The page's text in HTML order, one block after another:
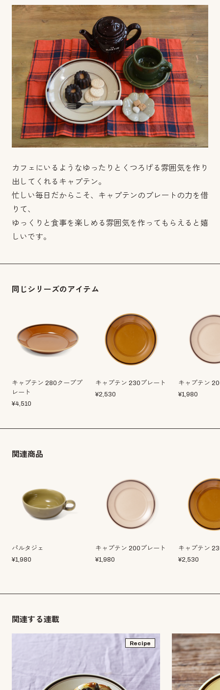
カフェにいるようなゆったりとくつろげる雰囲気を作り
出してくれるキャプテン。
忙しい毎日だからこそ、キャプテンのプレートの力を借
りて、
ゆっくりと食事を楽しめる雰囲気を作ってもらえると嬉
しいです。
同じシリーズのアイテム
キャプテン 280クーププ
レート
¥4,510
キャプテン 230プレート
¥2,530
キャプテン
¥1,980
関連商品
パルタジェ
¥1,980
キャプテン 200プレート
¥1,980
キャプテン
¥2,530
関連する連載
Recipe